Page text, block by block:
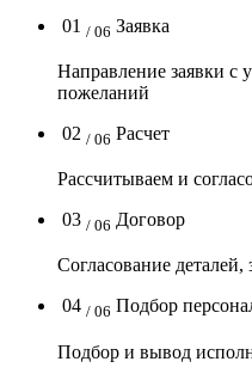
01 / 06 Заявка
Направление заявки с
пожеланий
02 / 06 Расчет
Рассчитываем и
03 / 06 Договор
Согласование
04 / 06 Подбор
Подбор и вывод